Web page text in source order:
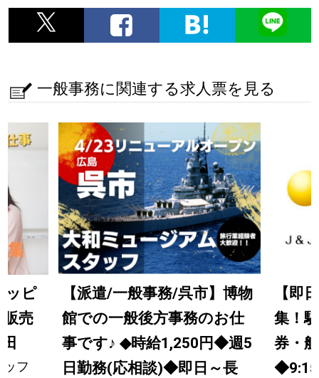
一般事務に関連する求人票を見る
ッピ
売
フ
【派遣/一般事務/呉市】博物
館での一般後方事務のお仕
事です♪ ◆時給1,250円◆週5
日勤務(応相談)◆即日～長
【即
集！
券・